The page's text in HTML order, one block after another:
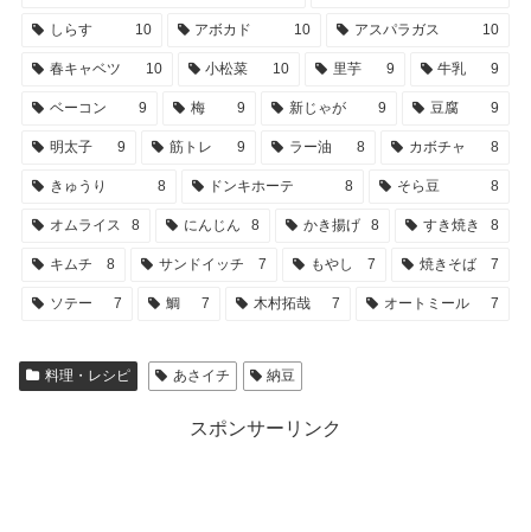
しらす 10 アボカド 10 アスパラガス 10
春キャベツ 10 小松菜 10 里芋 9 牛乳 9
ベーコン 9 梅 9 新じゃが 9 豆腐 9
明太子 9 筋トレ 9 ラー油 8 カボチャ 8
きゅうり 8 ドンキホーテ 8 そら豆 8
オムライス 8 にんじん 8 かき揚げ 8 すき焼き 8
キムチ 8 サンドイッチ 7 もやし 7 焼きそば 7
ソテー 7 鯛 7 木村拓哉 7 オートミール 7
料理・レシピ あさイチ 納豆
スポンサーリンク